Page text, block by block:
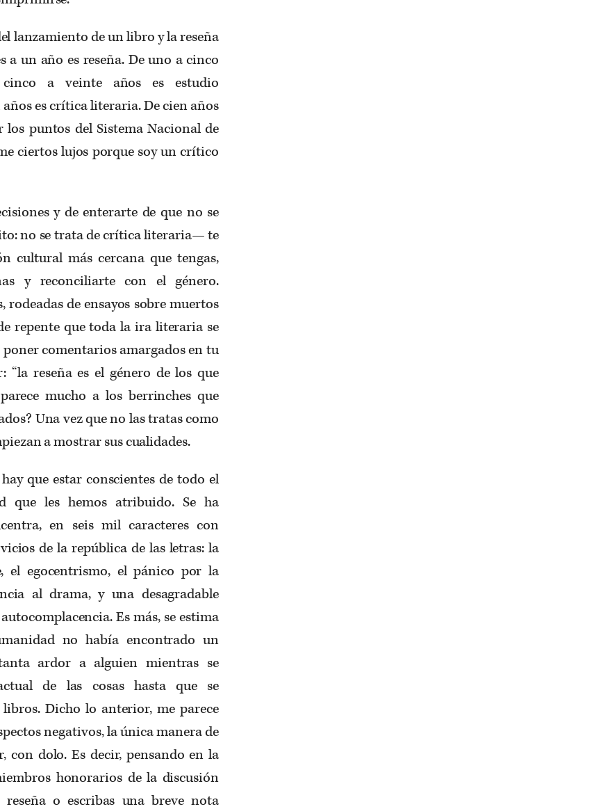
lanzamiento de un libro y la reseña
a un año es reseña. De uno a cinco
a veinte años es estudio
es crítica literaria. De cien años
los puntos del Sistema Nacional de
ciertos lujos porque soy un crítico
y de enterarte de que no se
no se trata de crítica literaria— te
cultural más cercana que tengas,
y reconciliarte con el género.
rodeadas de ensayos sobre muertos
repente que toda la ira literaria se
poner comentarios amargados en tu
“la reseña es el género de los que
mucho a los berrinches que
Una vez que no las tratas como
a mostrar sus cualidades.
que estar conscientes de todo el
que les hemos atribuido. Se ha
en seis mil caracteres con
de la república de las letras: la
el egocentrismo, el pánico por la
al drama, y una desagradable
Es más, se estima
no había encontrado un
ardor a alguien mientras se
de las cosas hasta que se
Dicho lo anterior, me parece
negativos, la única manera de
con dolo. Es decir, pensando en la
honorarios de la discusión
o escribas una breve nota